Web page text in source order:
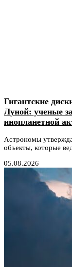
Гигантские
Луной: ученые
инопланетной
Астрономы
объекты, которые
05.08.2026